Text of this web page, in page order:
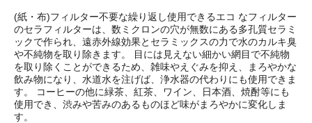
(紙・布)フィルター不要な繰り返し使用できるエコ なフィルター
のセラフィルターは、数ミクロンの穴が無数にある多孔質セラミ
ックで作られ、遠赤外線効果とセラミックスの力で水のカルキ臭
や不純物を取り除きます。 目には見えない細かい網目で不純物
を取り除くことができるため、雑味やえぐみを抑え、まろやかな
飲み物になり、水道水を注げば、浄水器の代わりにも使用できま
す。 コーヒーの他に緑茶、紅茶、ワイン、日本酒、焼酎等にも
使用でき、渋みや苦みのあるものほど味がまろやかに変化しま
す。